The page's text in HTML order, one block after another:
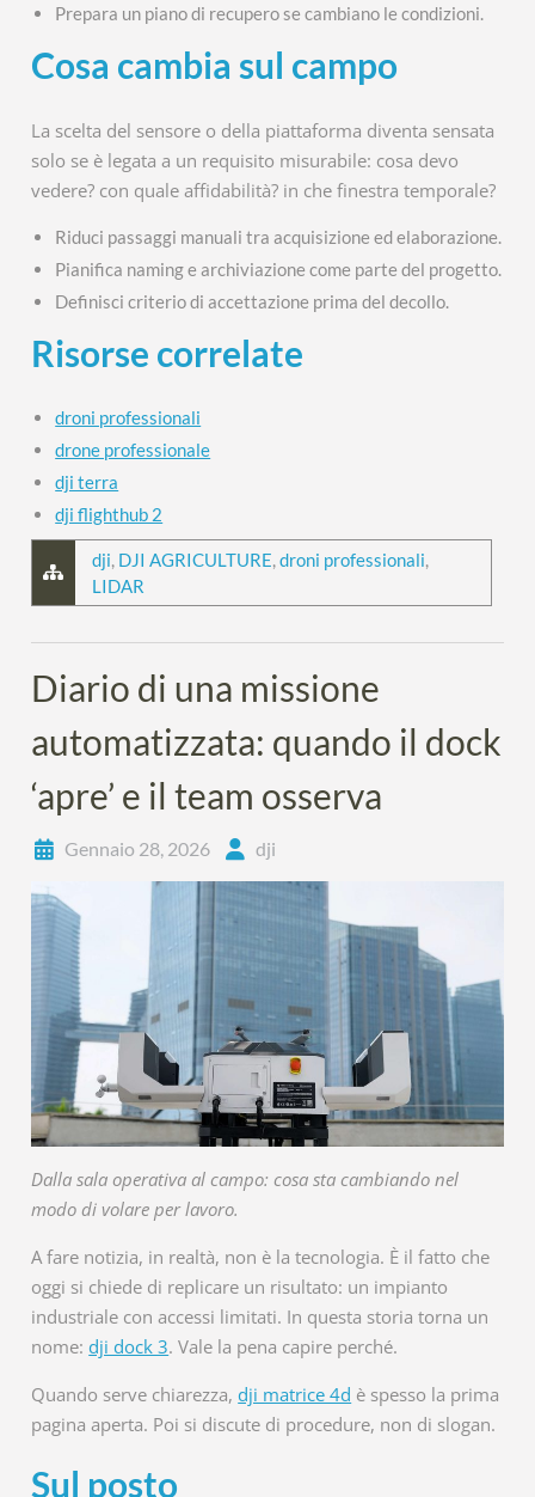
Prepara un piano di recupero se cambiano le condizioni.
Cosa cambia sul campo
La scelta del sensore o della piattaforma diventa sensata
solo se è legata a un requisito misurabile: cosa devo
vedere? con quale affidabilità? in che finestra temporale?
Riduci passaggi manuali tra acquisizione ed elaborazione.
Pianifica naming e archiviazione come parte del progetto.
Definisci criterio di accettazione prima del decollo.
Risorse correlate
droni professionali
drone professionale
dji terra
dji flighthub 2
dji, DJI AGRICULTURE,droni professionali,
LIDAR
Diario di una missione
automatizzata: quando il dock
‘apre’ e il team osserva
Gennaio 28, 2026 dji
Dalla sala operativa al campo: cosa sta cambiando nel
modo di volare per lavoro.
A fare notizia, in realtà, non è la tecnologia. È il fatto che
oggi si chiede di replicare un risultato: un impianto
industriale con accessi limitati. In questa storia torna un
nome:dji dock 3. Vale la pena capire perché.
Quando serve chiarezza,dji matrice 4d è spesso la prima
pagina aperta. Poi si discute di procedure, non di slogan.
Sul posto